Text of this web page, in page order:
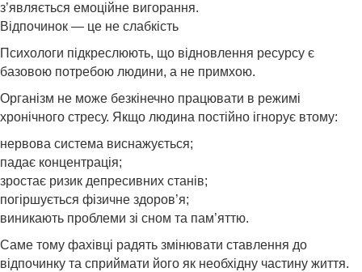
з’являється емоційне вигорання.
Відпочинок — це не слабкість
Психологи підкреслюють, що відновлення ресурсу є
базовою потребою людини, а не примхою.
Організм не може безкінечно працювати в режимі
хронічного стресу. Якщо людина постійно ігнорує втому:
нервова система виснажується;
падає концентрація;
зростає ризик депресивних станів;
погіршується фізичне здоров’я;
виникають проблеми зі сном та пам’яттю.
Саме тому фахівці радять змінювати ставлення до
відпочинку та сприймати його як необхідну частину життя.